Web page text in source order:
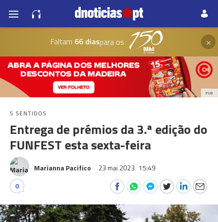
Faltam 66 diaspara os ×
PUB
5 SENTIDOS
Entrega de prémios da 3.ª edição do
FUNFEST esta sexta-feira
Marianna Pacifico 23 mai 2023 15:49
0